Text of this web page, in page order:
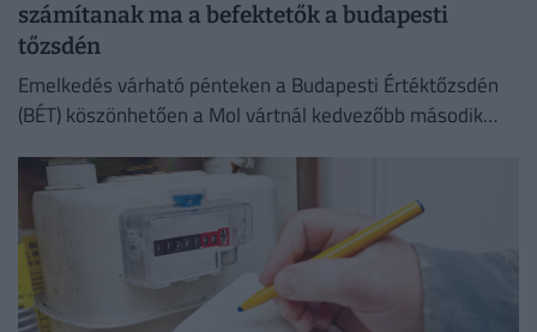
számítanak ma a befektetők a budapesti
tőzsdén
Emelkedés várható pénteken a Budapesti Értéktőzsdén
(BÉT) köszönhetően a Mol vártnál kedvezőbb második
elemzője szerint.